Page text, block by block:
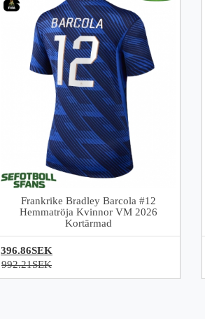
Frankrike Bradley Barcola #12
Hemmatröja Kvinnor VM 2026
Kortärmad
396.86SEK
992.21SEK